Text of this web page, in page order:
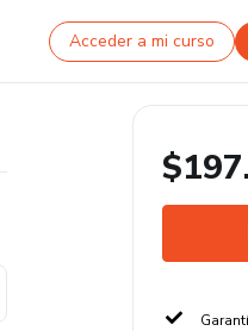
Acceder a mi curso